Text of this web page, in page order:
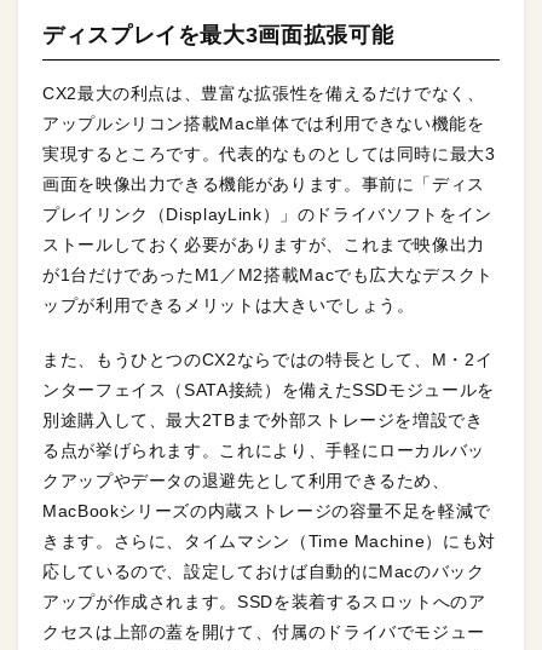
ディスプレイを最大3画面拡張可能
CX2最大の利点は、豊富な拡張性を備えるだけでなく、
アップルシリコン搭載Mac単体では利用できない機能を
実現するところです。代表的なものとしては同時に最大3
画面を映像出力できる機能があります。事前に「ディス
プレイリンク（DisplayLink）」のドライバソフトをイン
ストールしておく必要がありますが、これまで映像出力
が1台だけであったM1／M2搭載Macでも広大なデスクト
ップが利用できるメリットは大きいでしょう。
また、もうひとつのCX2ならではの特長として、M・2イ
ンターフェイス（SATA接続）を備えたSSDモジュールを
別途購入して、最大2TBまで外部ストレージを増設でき
る点が挙げられます。これにより、手軽にローカルバッ
クアップやデータの退避先として利用できるため、
MacBookシリーズの内蔵ストレージの容量不足を軽減で
きます。さらに、タイムマシン（Time Machine）にも対
応しているので、設定しておけば自動的にMacのバック
アップが作成されます。SSDを装着するスロットへのア
クセスは上部の蓋を開けて、付属のドライバでモジュー